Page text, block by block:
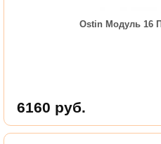
Ostin Модуль 16
6160 руб.